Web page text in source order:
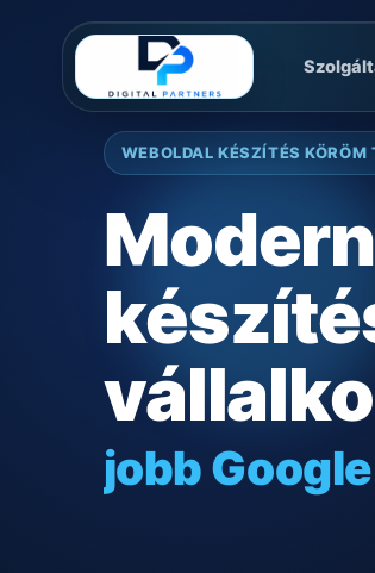
WEBOLDAL KÉSZÍTÉS KÖRÖM
jobb
gyors